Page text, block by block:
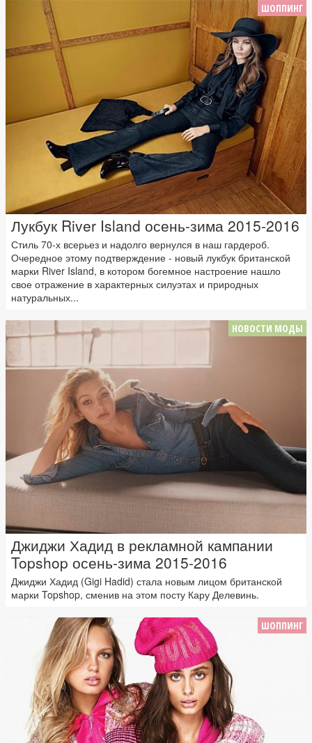
ШОППИНГ
Лукбук River Island осень-зима 2015-2016
Стиль 70-х всерьез и надолго вернулся в наш гардероб.
Очередное этому подтверждение - новый лукбук британской
марки River Island, в котором богемное настроение нашло
свое отражение в характерных силуэтах и природных
натуральных...
НОВОСТИ МОДЫ
Джиджи Хадид в рекламной кампании
Topshop осень-зима 2015-2016
Джиджи Хадид (Gigi Hadid) стала новым лицом британской
марки Topshop, сменив на этом посту Кару Делевинь.
ШОППИНГ